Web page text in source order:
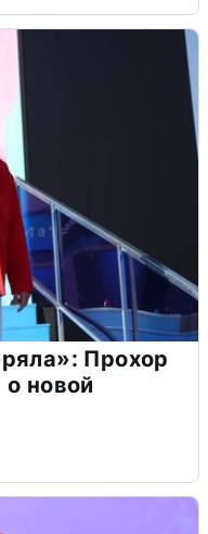
Прохор
новой